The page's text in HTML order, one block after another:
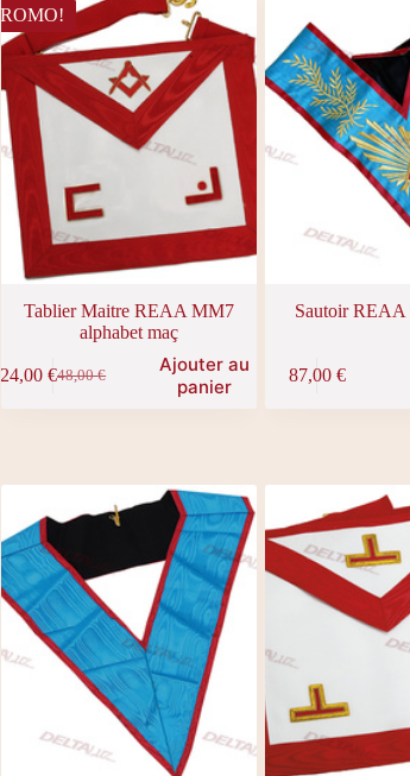
Tablier Maitre REAA MM7
alphabet maç
48,00€
Le
24,00€Le
Ajouter au
panier
Sautoir REAA
87,00 €